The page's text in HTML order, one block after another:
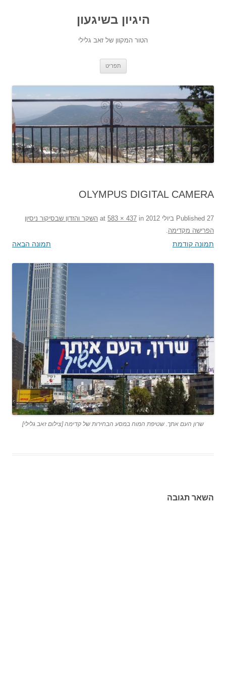
היגיון בשיגעון
הטור המקוון של זאב גלילי
תפריט
OLYMPUS DIGITAL CAMERA
Published 27 ביולי 2012 583 × 437 in
השקר והזדון שבסיקור ניסיון
הפרישה מקדימה
תמונה קודמת תמונה הבאה
שרון העם אתך. שטיפת המוח במסע הבחירות של קדימה [צילום זאב גלילי]
השאר תגובה